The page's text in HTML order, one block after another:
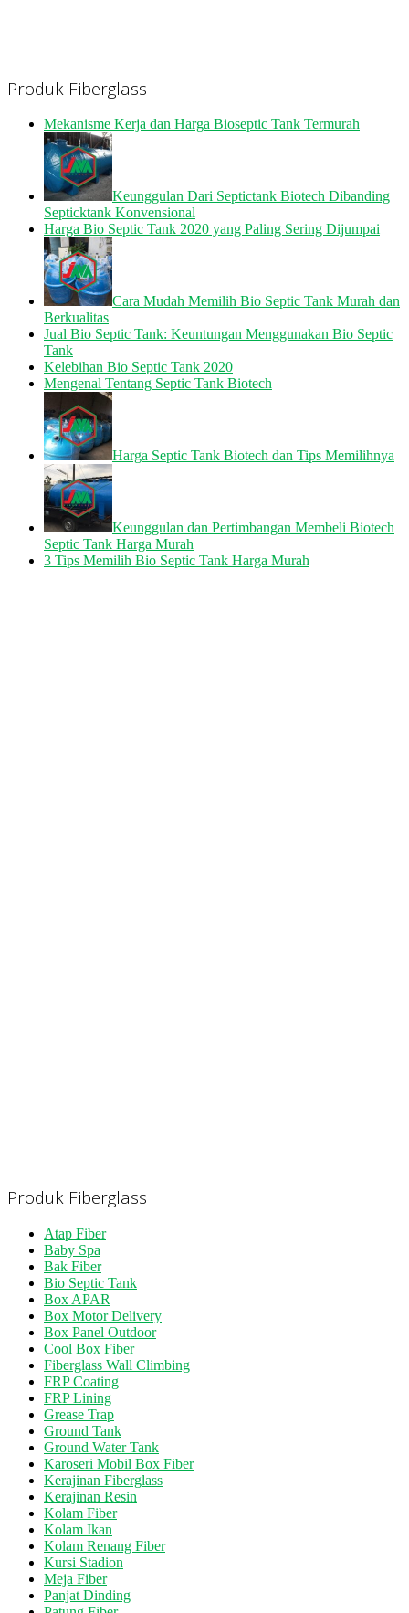
Produk Fiberglass
Mekanisme Kerja dan Harga Bioseptic Tank Termurah
Keunggulan Dari Septictank Biotech Dibanding
Septicktank Konvensional
Harga Bio Septic Tank 2020 yang Paling Sering Dijumpai
Cara Mudah Memilih Bio Septic Tank Murah dan
Berkualitas
Jual Bio Septic Tank: Keuntungan Menggunakan Bio Septic
Tank
Kelebihan Bio Septic Tank 2020
Mengenal Tentang Septic Tank Biotech
Harga Septic Tank Biotech dan Tips Memilihnya
Keunggulan dan Pertimbangan Membeli Biotech
Septic Tank Harga Murah
3 Tips Memilih Bio Septic Tank Harga Murah
Produk Fiberglass
Atap Fiber
Baby Spa
Bak Fiber
Bio Septic Tank
Box APAR
Box Motor Delivery
Box Panel Outdoor
Cool Box Fiber
Fiberglass Wall Climbing
FRP Coating
FRP Lining
Grease Trap
Ground Tank
Ground Water Tank
Karoseri Mobil Box Fiber
Kerajinan Fiberglass
Kerajinan Resin
Kolam Fiber
Kolam Ikan
Kolam Renang Fiber
Kursi Stadion
Meja Fiber
Panjat Dinding